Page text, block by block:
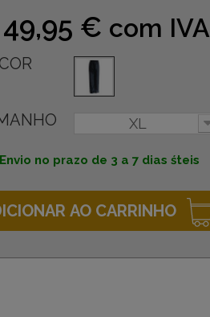
49,95 € com IVA
COR
XL
Envio no prazo de 3 a 7 dias śteis
AO CARRINHO